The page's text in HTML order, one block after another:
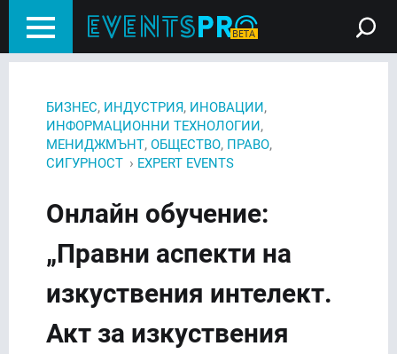
БИЗНЕС, ИНДУСТРИЯ, ИНОВАЦИИ,
ИНФОРМАЦИОННИ ТЕХНОЛОГИИ,
МЕНИДЖМЪНТ, ОБЩЕСТВО, ПРАВО,
СИГУРНОСТ › EXPERT EVENTS
Онлайн обучение:
„Правни аспекти на
изкуствения интелект.
Акт за изкуствения